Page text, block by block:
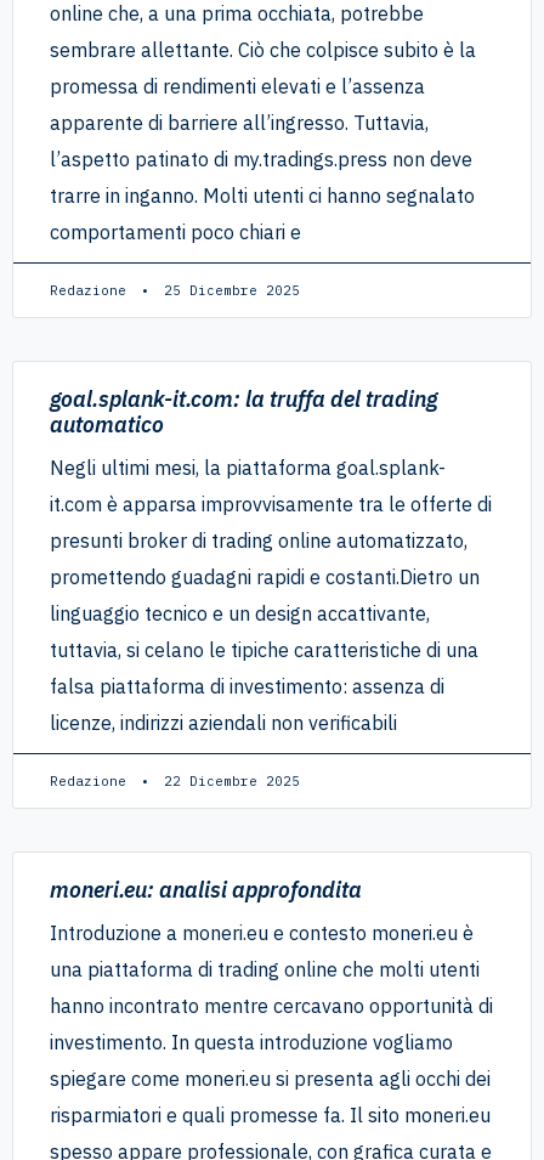
online che, a una prima occhiata, potrebbe
sembrare allettante. Ciò che colpisce subito è la
promessa di rendimenti elevati e l’assenza
apparente di barriere all’ingresso. Tuttavia,
l’aspetto patinato di my.tradings.press non deve
trarre in inganno. Molti utenti ci hanno segnalato
comportamenti poco chiari e
Redazione 25 Dicembre 2025
goal.splank-it.com: la truffa del trading
automatico
Negli ultimi mesi, la piattaforma goal.splank-
it.com è apparsa improvvisamente tra le offerte di
presunti broker di trading online automatizzato,
promettendo guadagni rapidi e costanti.Dietro un
linguaggio tecnico e un design accattivante,
tuttavia, si celano le tipiche caratteristiche di una
falsa piattaforma di investimento: assenza di
licenze, indirizzi aziendali non verificabili
Redazione 22 Dicembre 2025
moneri.eu: analisi approfondita
Introduzione a moneri.eu e contesto moneri.eu è
una piattaforma di trading online che molti utenti
hanno incontrato mentre cercavano opportunità di
investimento. In questa introduzione vogliamo
spiegare come moneri.eu si presenta agli occhi dei
risparmiatori e quali promesse fa. Il sito moneri.eu
spesso appare professionale, con grafica curata e